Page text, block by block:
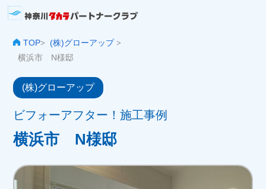
TOP> (株)グローアップ>
横浜市 N様邸
(株)グローアップ
ビフォーアフター！施工事例
横浜市 N様邸